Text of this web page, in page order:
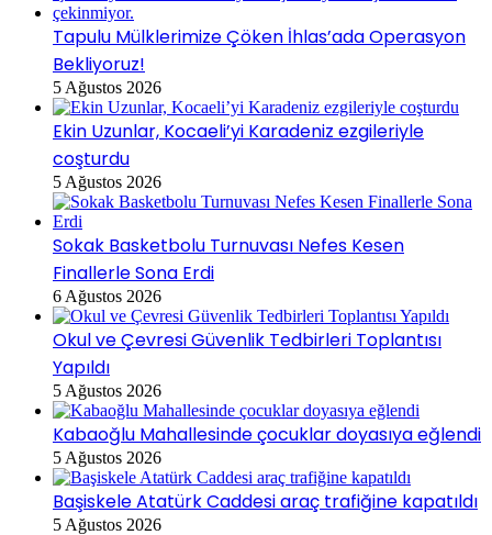
Tapulu Mülklerimize Çöken İhlas’ada Operasyon
Bekliyoruz!
5 Ağustos 2026
Ekin Uzunlar, Kocaeli’yi Karadeniz ezgileriyle
coşturdu
5 Ağustos 2026
Sokak Basketbolu Turnuvası Nefes Kesen
Finallerle Sona Erdi
6 Ağustos 2026
Okul ve Çevresi Güvenlik Tedbirleri Toplantısı
Yapıldı
5 Ağustos 2026
Kabaoğlu Mahallesinde çocuklar doyasıya eğlendi
5 Ağustos 2026
Başiskele Atatürk Caddesi araç trafiğine kapatıldı
5 Ağustos 2026